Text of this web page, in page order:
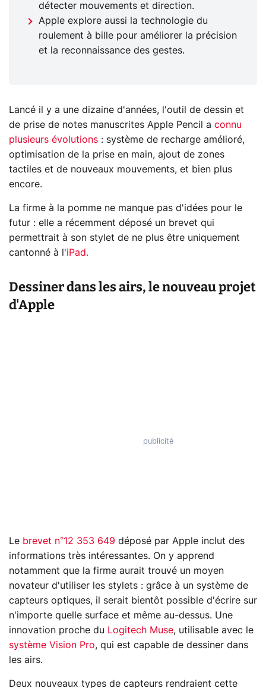
détecter mouvements et direction.
Apple explore aussi la technologie du
roulement à bille pour améliorer la précision
et la reconnaissance des gestes.
Lancé il y a une dizaine d'années, l'outil de dessin et
de prise de notes manuscrites Apple Pencil a connu
plusieurs évolutions : système de recharge amélioré,
optimisation de la prise en main, ajout de zones
tactiles et de nouveaux mouvements, et bien plus
encore.
La firme à la pomme ne manque pas d'idées pour le
futur : elle a récemment déposé un brevet qui
permettrait à son stylet de ne plus être uniquement
cantonné à l'iPad.
Dessiner dans les airs, le nouveau projet
d'Apple
Le brevet n°12 353 649 déposé par Apple inclut des
informations très intéressantes. On y apprend
notamment que la firme aurait trouvé un moyen
novateur d'utiliser les stylets : grâce à un système de
capteurs optiques, il serait bientôt possible d'écrire sur
n'importe quelle surface et même au-dessus. Une
innovation proche du Logitech Muse, utilisable avec le
système Vision Pro, qui est capable de dessiner dans
les airs.
Deux nouveaux types de capteurs rendraient cette